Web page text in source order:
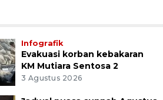
Infografik
Evakuasi korban kebakaran
KM Mutiara Sentosa 2
3 Agustus 2026